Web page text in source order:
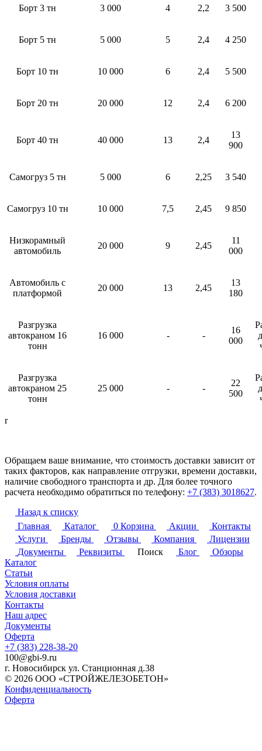
Борт 3 тн 3 000 4 2,2 3 500
Борт 5 тн 5 000 5 2,4 4 250
Борт 10 тн 10 000 6 2,4 5 500
Борт 20 тн 20 000 12 2,4 6 200
Борт 40 тн 40 000 13 2,4
13
900
Самогруз 5 тн 5 000 6 2,25 3 540
Самогруз 10 тн 10 000 7,5 2,45 9 850
Низкорамный
автомобиль
20 000 9 2,45
11
000
Автомобиль с
платформой
20 000 13 2,45
13
180
Разгрузка
автокраном 16
тонн
16 000 - -
16
000
Разгрузка
автокраном 25
тонн
25 000 - -
22
500
r
Обращаем ваше внимание, что стоимость доставки зависит от
таких факторов, как направление отгрузки, времени доставки,
наличие свободного транспорта и др. Для более точного
расчета необходимо обратиться по телефону: +7 (383) 3018627.
Назад к списку
Главная
Каталог 0 Корзина Акции
Контакты
Услуги
Бренды Отзывы Компания
Лицензии
Документы
Реквизиты Поиск Блог
Обзоры
Каталог
Статьи
Условия оплаты
Условия доставки
Контакты
Наш адрес
Документы
Оферта
+7 (383) 228-38-20
100@gbi-9.ru
г. Новосибирск ул. Станционная д.38
© 2026 ООО «СТРОЙЖЕЛЕЗОБЕТОН»
Конфиденциальность
Оферта